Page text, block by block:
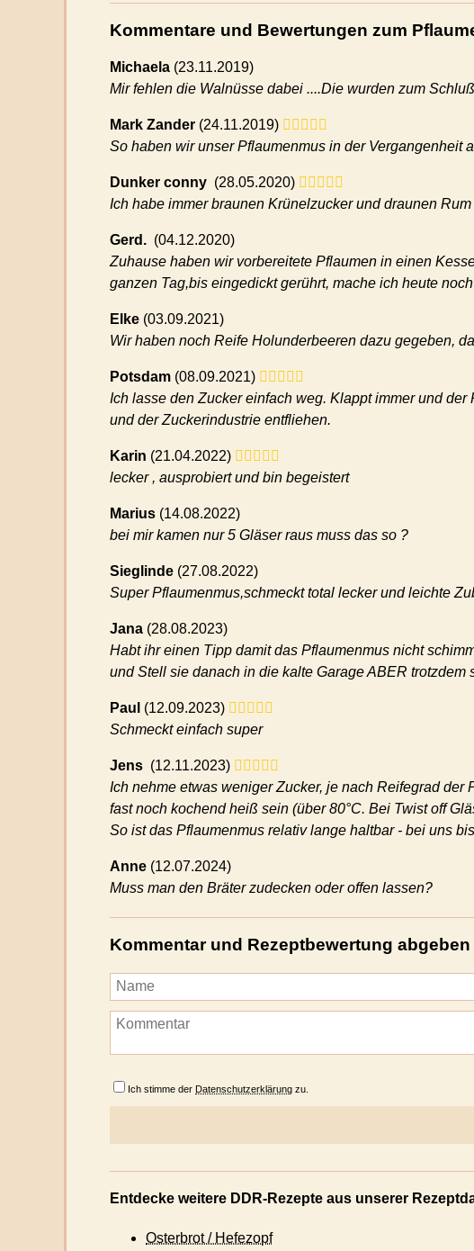
Kommentare und Bewertungen zum
Michaela (23.11.2019)
Mir fehlen die Walnüsse dabei ....Die wurden zum
Mark Zander (24.11.2019)
So haben wir unser Pflaumenmus in der Vergangenheit
Dunker conny (28.05.2020)
Ich habe immer braunen Krünelzucker und draunen
Gerd. (04.12.2020)
Zuhause haben wir vorbereitete Pflaumen in einen
ganzen Tag,bis eingedickt gerührt, mache ich heute
Elke (03.09.2021)
Wir haben noch Reife Holunderbeeren dazu gegeben,
Potsdam (08.09.2021)
Ich lasse den Zucker einfach weg. Klappt immer und
und der Zuckerindustrie entfliehen.
Karin (21.04.2022)
lecker , ausprobiert und bin begeistert
Marius (14.08.2022)
bei mir kamen nur 5 Gläser raus muss das so ?
Sieglinde (27.08.2022)
Super Pflaumenmus,schmeckt total lecker und leichte
Jana (28.08.2023)
Habt ihr einen Tipp damit das Pflaumenmus nicht
und Stell sie danach in die kalte Garage ABER
Paul (12.09.2023)
Schmeckt einfach super
Jens (12.11.2023)
Ich nehme etwas weniger Zucker, je nach Reifegrad
fast noch kochend heiß sein (über 80°C. Bei Twist off
So ist das Pflaumenmus relativ lange haltbar - bei uns
Anne (12.07.2024)
Muss man den Bräter zudecken oder offen lassen?
Kommentar und Rezeptbewertung abgeben
Ich stimme derDatenschutzerklärung zu.
Entdecke weitere DDR-Rezepte aus unserer
Osterbrot / Hefezopf